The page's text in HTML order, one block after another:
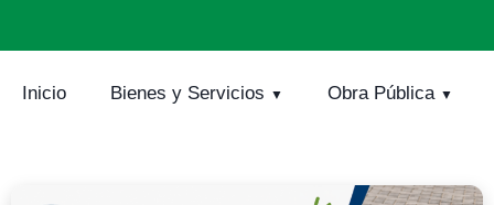
Inicio Bienes y Servicios Obra Pública